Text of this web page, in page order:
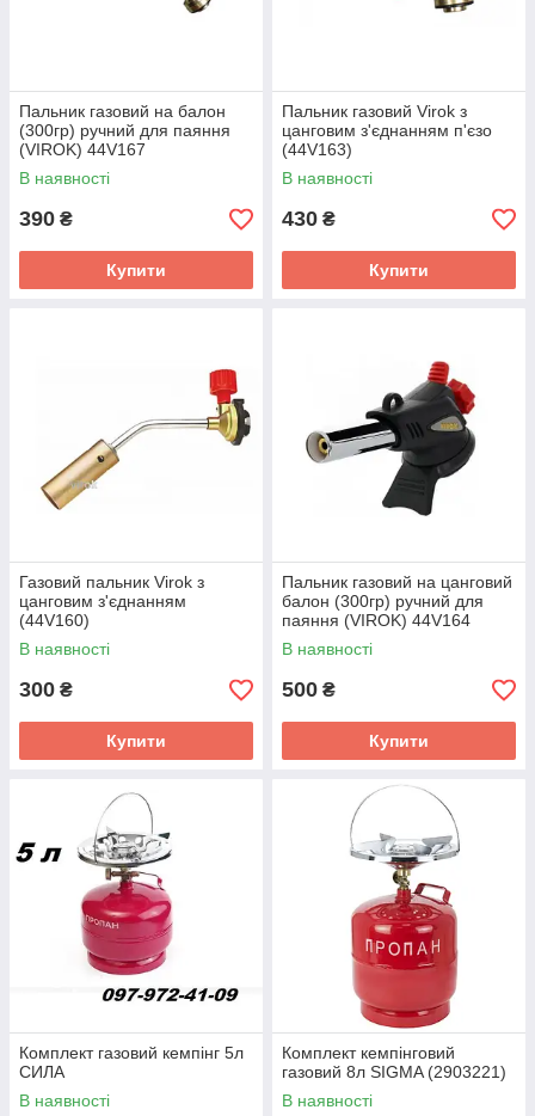
Пальник газовий на балон
(300гр) ручний для паяння
(VIROK) 44V167
В наявності
390 ₴
Купити
Пальник газовий Virok з
цанговим з'єднанням п'єзо
(44V163)
В наявності
430 ₴
Купити
Газовий пальник Virok з
цанговим з'єднанням
(44V160)
В наявності
300 ₴
Купити
Пальник газовий на цанговий
балон (300гр) ручний для
паяння (VIROK) 44V164
В наявності
500 ₴
Купити
Комплект газовий кемпінг 5л
СИЛА
В наявності
Комплект кемпінговий
газовий 8л SIGMA (2903221)
В наявності